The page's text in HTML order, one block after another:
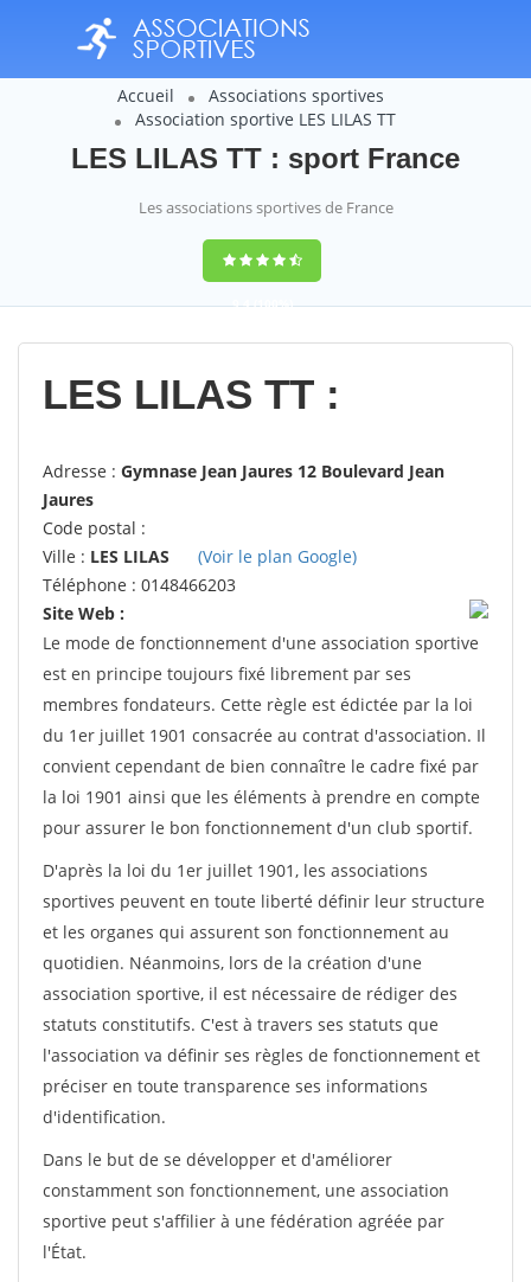
Accueil
Associations sportives
Association sportive LES LILAS TT
LES LILAS TT : sport France
Les associations sportives de France
9,4(100%)
14358votes
LES LILAS TT :
Adresse : Gymnase Jean Jaures 12 Boulevard Jean
Jaures
Code postal :
Ville : LES LILAS
(Voir le plan Google)
Téléphone : 0148466203
Site Web :
Le mode de fonctionnement d'une association sportive
est en principe toujours fixé librement par ses
membres fondateurs. Cette règle est édictée par la loi
du 1er juillet 1901 consacrée au contrat d'association. Il
convient cependant de bien connaître le cadre fixé par
la loi 1901 ainsi que les éléments à prendre en compte
pour assurer le bon fonctionnement d'un club sportif.
D'après la loi du 1er juillet 1901, les associations
sportives peuvent en toute liberté définir leur structure
et les organes qui assurent son fonctionnement au
quotidien. Néanmoins, lors de la création d'une
association sportive, il est nécessaire de rédiger des
statuts constitutifs. C'est à travers ses statuts que
l'association va définir ses règles de fonctionnement et
préciser en toute transparence ses informations
d'identification.
Dans le but de se développer et d'améliorer
constamment son fonctionnement, une association
sportive peut s'affilier à une fédération agréée par
l'État.